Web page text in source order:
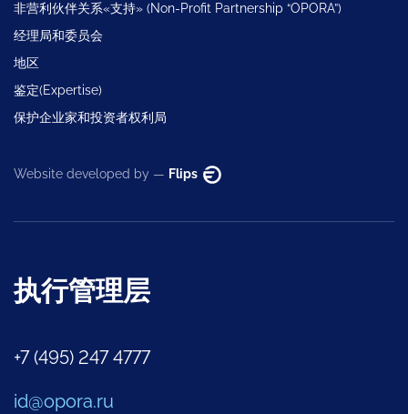
非营利伙伴关系«支持» (Non-Profit Partnership “OPORA”)
经理局和委员会
地区
鉴定(Expertise)
保护企业家和投资者权利局
Website developed by — Flips
执行管理层
+7 (495) 247 4777
id@opora.ru